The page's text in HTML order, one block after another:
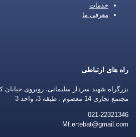
خدمات
معرفی ما
راه های ارتباطی
بزرگراه شهید سردار سلیمانی، روبروی خیابان
مجتمع تجاری 14 معصوم ، طبقه 3، واحد 3
021-22321346
Mf.ertebat@gmail.com